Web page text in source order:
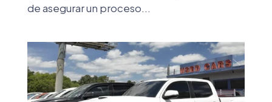
de asegurar un proceso...